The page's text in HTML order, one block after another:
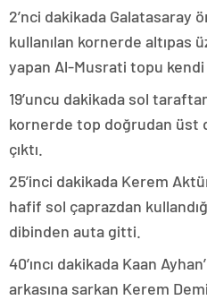
2’nci dakikada Galatasaray
kullanılan kornerde altıpas
yapan Al-Musrati topu kendi
19’uncu dakikada sol
kornerde top doğrudan üst
çıktı.
25’inci dakikada Kerem
hafif sol çaprazdan
dibinden auta gitti.
40’ıncı dakikada Kaan
arkasına sarkan Kerem